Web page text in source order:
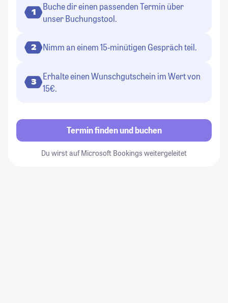
1
Buche dir einen passenden Termin über
unser Buchungstool.
2 Nimm an einem 15-minütigen Gespräch teil.
3
Erhalte einen Wunschgutschein im Wert von
15€.
Termin finden und buchen
Du wirst auf Microsoft Bookings weitergeleitet